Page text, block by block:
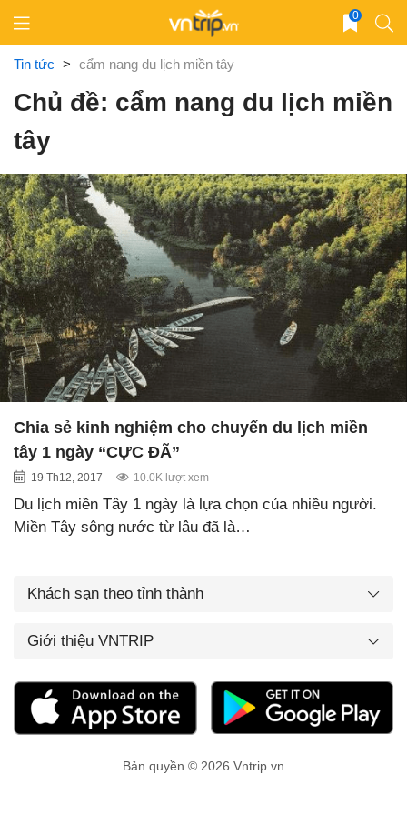
content
0
Tin tức > cẩm nang du lịch miền tây
Chủ đề: cẩm nang du lịch miền
tây
Chia sẻ kinh nghiệm cho chuyến du lịch miền
tây 1 ngày “CỰC ĐÃ”
19 Th12, 2017 10.0K lượt xem
Du lịch miền Tây 1 ngày là lựa chọn của nhiều người.
Miền Tây sông nước từ lâu đã là…
Khách sạn theo tỉnh thành
Giới thiệu VNTRIP
Bản quyền © 2026 Vntrip.vn